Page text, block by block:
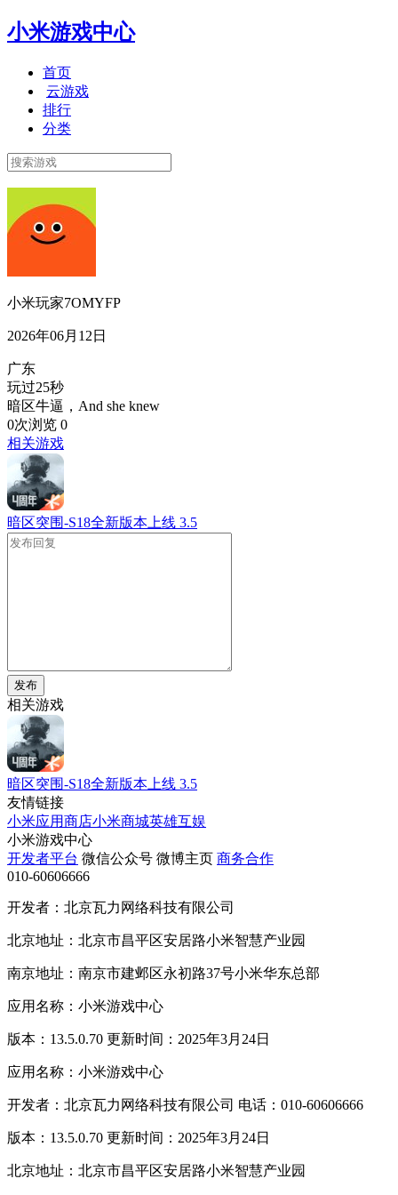
小米游戏中心
首页
云游戏
排行
分类
小米玩家7OMYFP
2026年06月12日
广东
玩过25秒
暗区牛逼，And she knew
0次浏览 0
相关游戏
暗区突围-S18全新版本上线 3.5
发布
相关游戏
暗区突围-S18全新版本上线 3.5
友情链接
小米应用商店小米商城英雄互娱
小米游戏中心
开发者平台 微信公众号 微博主页 商务合作
010-60606666
开发者：北京瓦力网络科技有限公司
北京地址：北京市昌平区安居路小米智慧产业园
南京地址：南京市建邺区永初路37号小米华东总部
应用名称：小米游戏中心
版本：13.5.0.70 更新时间：2025年3月24日
应用名称：小米游戏中心
开发者：北京瓦力网络科技有限公司 电话：010-60606666
版本：13.5.0.70 更新时间：2025年3月24日
北京地址：北京市昌平区安居路小米智慧产业园